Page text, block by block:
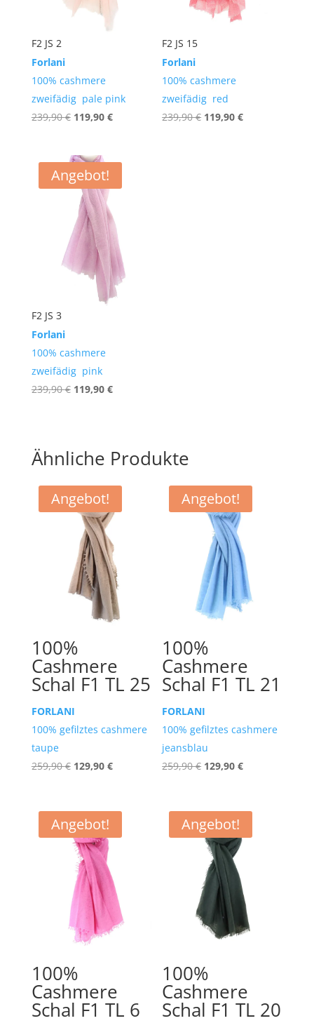
F2 JS 2
Forlani
100% cashmere
zweifädig pale pink
239,90€ Ursprünglicher
war:
239,90 €
119,90 €Aktueller
F2 JS 15
Forlani
100% cashmere
zweifädig red
239,90€ Ursprünglicher
119,90€Aktueller
Angebot!
F2 JS 3
Forlani
100% cashmere
zweifädig pink
239,90€ Ursprünglicher
119,90 €Aktueller
Ähnliche Produkte
Angebot!
100%
Cashmere
Schal F1 TL 25
FORLANI
100% gefilztes cashmere
taupe
259,90€ Ursprünglicher
259,90 €
129,90 €Aktueller
Angebot!
100%
Cashmere
Schal F1 TL 21
FORLANI
100% gefilztes cashmere
jeansblau
259,90€ Ursprünglicher
259,90 €
129,90€Aktueller
Angebot!
100%
Cashmere
Schal F1 TL 6
Angebot!
100%
Cashmere
Schal F1 TL 20